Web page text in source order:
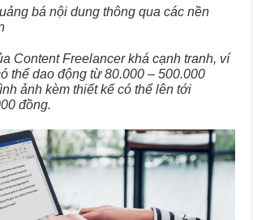
bá nội dung thông qua các nền
Content Freelancer khá cạnh tranh, ví
thể dao động từ 80.000 – 500.000
ảnh kèm thiết kế có thể lên tới
đồng.